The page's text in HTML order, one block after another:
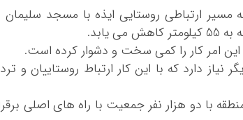
مسیر ارتباطی روستایی ایذه با مسجد سلیمان
امر کار را کمی سخت و دشوار کرده است.
نیاز دارد که با این کار ارتباط روستاییان و
با احداث این پل ارتباط 12روستای منطقه با دو هزار نفر جمعیت با راه های اصلی